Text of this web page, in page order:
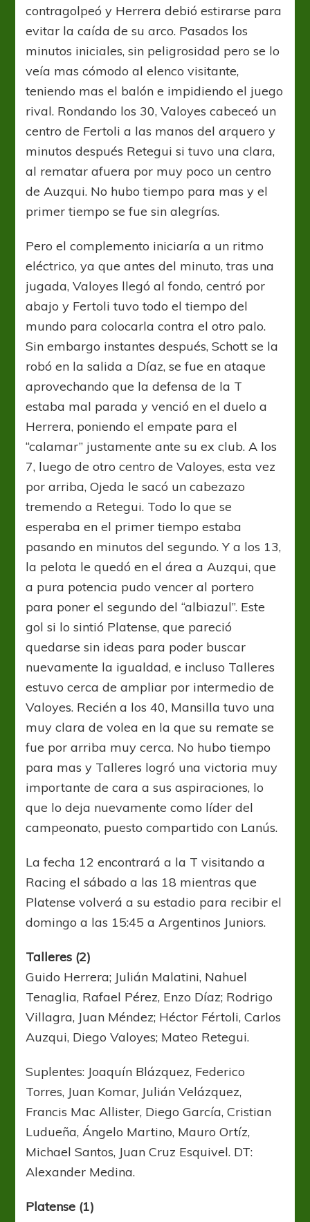
contragolpeó y Herrera debió estirarse para
evitar la caída de su arco. Pasados los
minutos iniciales, sin peligrosidad pero se lo
veía mas cómodo al elenco visitante,
teniendo mas el balón e impidiendo el juego
rival. Rondando los 30, Valoyes cabeceó un
centro de Fertoli a las manos del arquero y
minutos después Retegui si tuvo una clara,
al rematar afuera por muy poco un centro
de Auzqui. No hubo tiempo para mas y el
primer tiempo se fue sin alegrías.
Pero el complemento iniciaría a un ritmo
eléctrico, ya que antes del minuto, tras una
jugada, Valoyes llegó al fondo, centró por
abajo y Fertoli tuvo todo el tiempo del
mundo para colocarla contra el otro palo.
Sin embargo instantes después, Schott se la
robó en la salida a Díaz, se fue en ataque
aprovechando que la defensa de la T
estaba mal parada y venció en el duelo a
Herrera, poniendo el empate para el
“calamar” justamente ante su ex club. A los
7, luego de otro centro de Valoyes, esta vez
por arriba, Ojeda le sacó un cabezazo
tremendo a Retegui. Todo lo que se
esperaba en el primer tiempo estaba
pasando en minutos del segundo. Y a los 13,
la pelota le quedó en el área a Auzqui, que
a pura potencia pudo vencer al portero
para poner el segundo del “albiazul”. Este
gol si lo sintió Platense, que pareció
quedarse sin ideas para poder buscar
nuevamente la igualdad, e incluso Talleres
estuvo cerca de ampliar por intermedio de
Valoyes. Recién a los 40, Mansilla tuvo una
muy clara de volea en la que su remate se
fue por arriba muy cerca. No hubo tiempo
para mas y Talleres logró una victoria muy
importante de cara a sus aspiraciones, lo
que lo deja nuevamente como líder del
campeonato, puesto compartido con Lanús.
La fecha 12 encontrará a la T visitando a
Racing el sábado a las 18 mientras que
Platense volverá a su estadio para recibir el
domingo a las 15:45 a Argentinos Juniors.
Talleres (2)
Guido Herrera; Julián Malatini, Nahuel
Tenaglia, Rafael Pérez, Enzo Díaz; Rodrigo
Villagra, Juan Méndez; Héctor Fértoli, Carlos
Auzqui, Diego Valoyes; Mateo Retegui.
Suplentes: Joaquín Blázquez, Federico
Torres, Juan Komar, Julián Velázquez,
Francis Mac Allister, Diego García, Cristian
Ludueña, Ángelo Martino, Mauro Ortíz,
Michael Santos, Juan Cruz Esquivel. DT:
Alexander Medina.
Platense (1)